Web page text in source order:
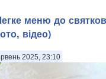
меню до
відео)
2025, 23:10